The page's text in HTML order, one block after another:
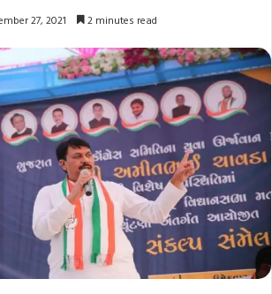
27, 2021 2 minutes read